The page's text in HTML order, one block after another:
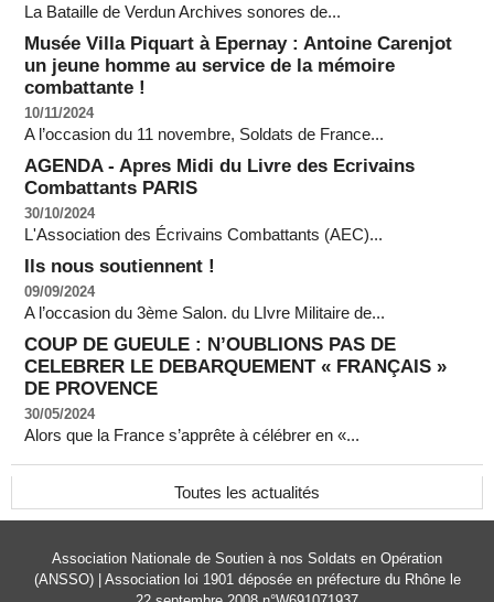
La Bataille de Verdun Archives sonores de...
Musée Villa Piquart à Epernay : Antoine Carenjot
un jeune homme au service de la mémoire
combattante !
10/11/2024
A l’occasion du 11 novembre, Soldats de France...
AGENDA - Apres Midi du Livre des Ecrivains
Combattants PARIS
30/10/2024
L'Association des Écrivains Combattants (AEC)...
Ils nous soutiennent !
09/09/2024
A l’occasion du 3ème Salon. du LIvre Militaire de...
COUP DE GUEULE : N’OUBLIONS PAS DE
CELEBRER LE DEBARQUEMENT « FRANÇAIS »
DE PROVENCE
30/05/2024
Alors que la France s’apprête à célébrer en «...
Toutes les actualités
Association Nationale de Soutien à nos Soldats en Opération
(ANSSO) | Association loi 1901 déposée en préfecture du Rhône le